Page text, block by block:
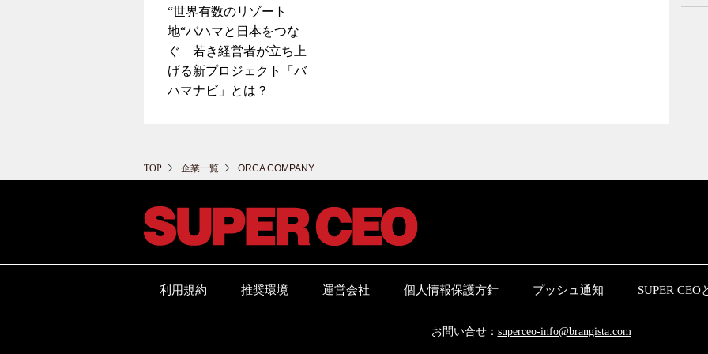
“世界有数のリゾート
地“バハマと日本をつな
ぐ 若き経営者が立ち上
げる新プロジェクト「バ
ハマナビ」とは？
TOP 企業一覧 ORCA COMPANY
利用規約 推奨環境 運営会社 個人情報保護方針 プッシュ通知 SUPER CEO
お問い合せ： superceo-info@brangista.com